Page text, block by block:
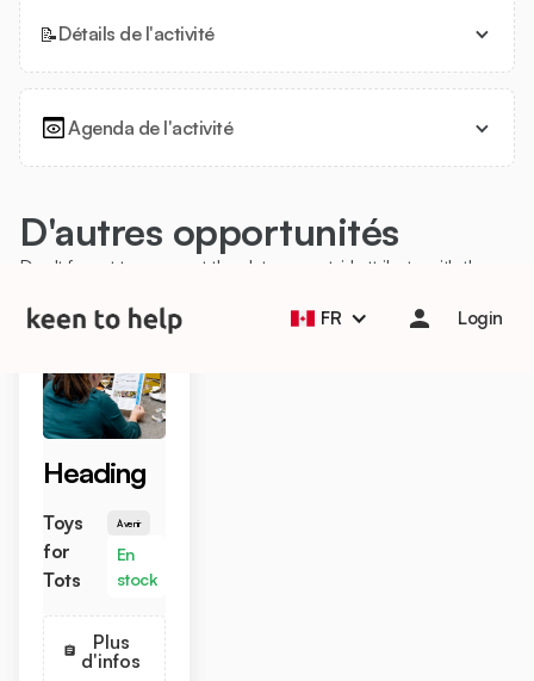
Help students start the school year strong with Back to
FR Login
📝Détails de l'activité
Agenda de l'activité
D'autres opportunités
Don't forget to connect the data-parent-id attribute with the
Heading
Toys
for
Tots
À venir
En
stock
Plus
d'infos